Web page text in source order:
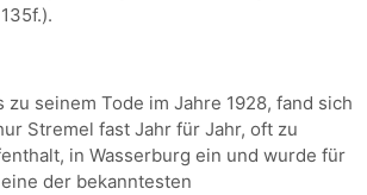
zu seinem Tode im Jahre 1928, fand sich
Stremel fast Jahr für Jahr, oft zu
in Wasserburg ein und wurde für
der bekanntesten